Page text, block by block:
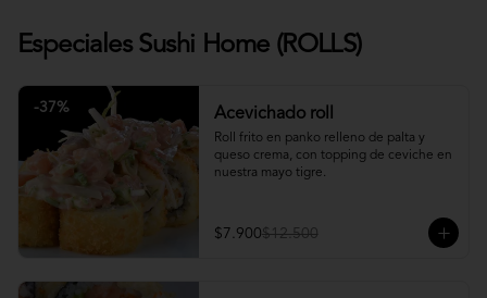
Especiales Sushi Home (ROLLS)
-37% Acevichado roll
Roll frito en panko relleno de palta y
queso crema, con topping de ceviche en
nuestra mayo tigre.
$7.900$12.500